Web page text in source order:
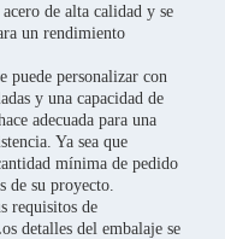
de alta calidad y se
un rendimiento
puede personalizar con
y una capacidad de
adecuada para una
Ya sea que
mínima de pedido
de su proyecto.
requisitos de
detalles del embalaje se